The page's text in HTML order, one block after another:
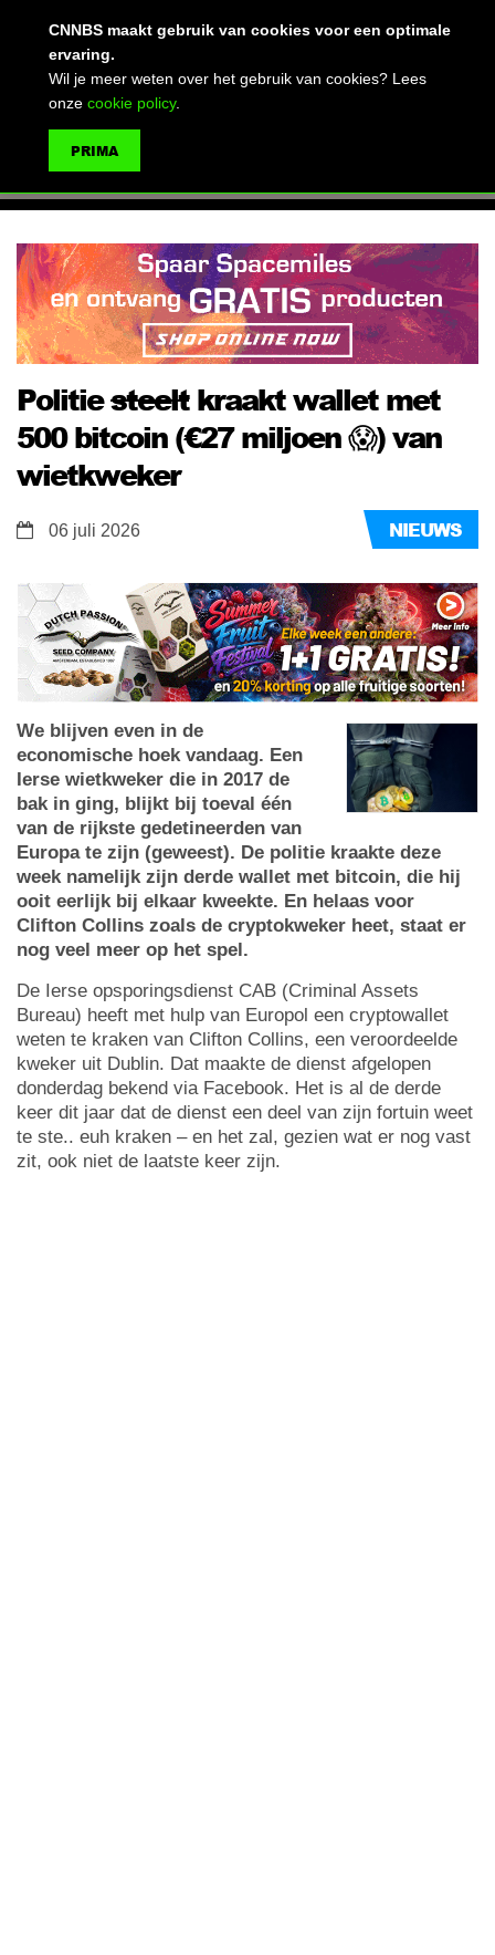
Politiesteeltkraakt wallet met
500 bitcoin (€27 miljoen 😱) van
wietkweker
NIEUWS
06 juli 2026
We blijven even in de
economische hoek vandaag. Een
Ierse wietkweker die in 2017 de
bak in ging, blijkt bij toeval één
van de rijkste gedetineerden van
Europa te zijn (geweest). De politie kraakte deze
week namelijk zijn derde wallet met bitcoin, die hij
ooit eerlijk bij elkaar kweekte. En helaas voor
Clifton Collins zoals de cryptokweker heet, staat er
nog veel meer op het spel.
De Ierse opsporingsdienst CAB (Criminal Assets
Bureau) heeft met hulp van Europol een cryptowallet
weten te kraken van Clifton Collins, een veroordeelde
kweker uit Dublin. Dat maakte de dienst afgelopen
donderdag bekend via Facebook. Het is al de derde
keer dit jaar dat de dienst een deel van zijn fortuin weet
te ste.. euh kraken – en het zal, gezien wat er nog vast
zit, ook niet de laatste keer zijn.
CNNBS maakt gebruik van cookies voor een optimale
ervaring.
Wil je meer weten over het gebruik van cookies? Lees
onze cookie policy.
PRIMA